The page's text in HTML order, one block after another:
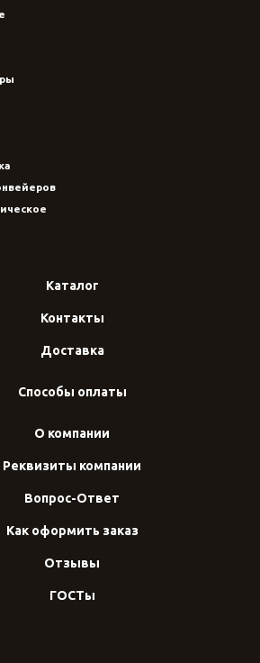
Каталог
Контакты
Доставка
Способы оплаты
О компании
Реквизиты компании
Вопрос-Ответ
Как оформить заказ
Отзывы
ГОСТы